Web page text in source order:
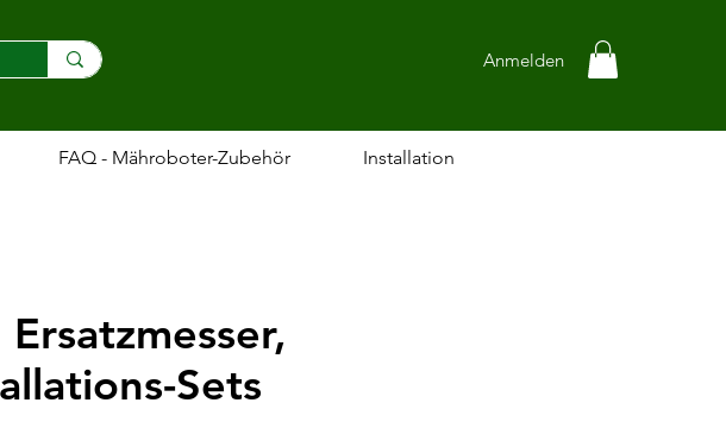
Anmelden
FAQ - Mähroboter-Zubehör Installation
Sets